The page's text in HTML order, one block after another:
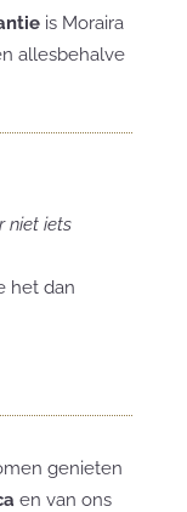
is Moraira
allesbehalve
niet iets
het dan
genieten
en van ons